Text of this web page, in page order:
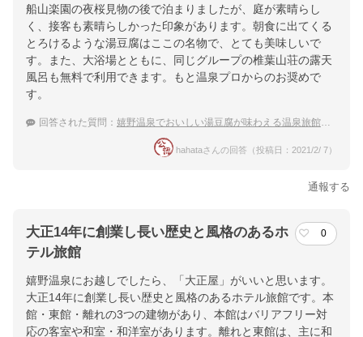
船山楽園の夜桜見物の後で泊まりましたが、庭が素晴らし
く、接客も素晴らしかった印象があります。朝食に出てくる
とろけるような湯豆腐はここの名物で、とても美味しいで
す。また、大浴場とともに、同じグループの椎葉山荘の露天
風呂も無料で利用できます。もと温泉プロからのお奨めで
す。
回答された質問： 嬉野温泉でおいしい湯豆腐が味わえる温泉旅館を探しています。
hahataさんの回答（投稿日：2021/2/ 7）
通報する
大正14年に創業し長い歴史と風格のあるホ
テル旅館
0
嬉野温泉にお越しでしたら、「大正屋」がいいと思います。
大正14年に創業し長い歴史と風格のあるホテル旅館です。本
館・東館・離れの3つの建物があり、本館はバリアフリー対
応の客室や和室・和洋室があります。離れと東館は、主に和